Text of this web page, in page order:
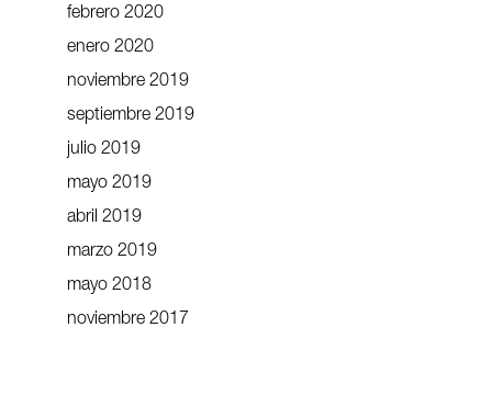
febrero 2020
enero 2020
noviembre 2019
septiembre 2019
julio 2019
mayo 2019
abril 2019
marzo 2019
mayo 2018
noviembre 2017